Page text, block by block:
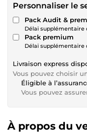
Personnaliser le
Pack Audit &
Délai supplémentaire
Pack premium
Délai supplémentaire
Livraison express
Vous pouvez choisir
Éligible à
Vous pouvez
À propos du